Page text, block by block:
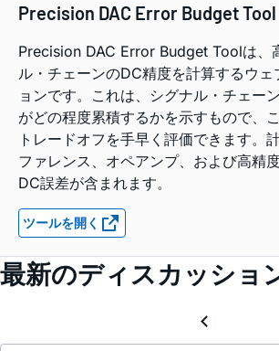
Precision DAC Error Budget Tool
Precision DAC Error Budget Toolは、
ル・チェーンのDC精度を計算するウェ
ョンです。これは、シグナル・チェー
がどの程度累積するかを示すもので、
トレードオフを手早く評価できます。
ファレンス、オペアンプ、および高精
DC誤差が含まれます。
ツールを開く
最新のディスカッショ